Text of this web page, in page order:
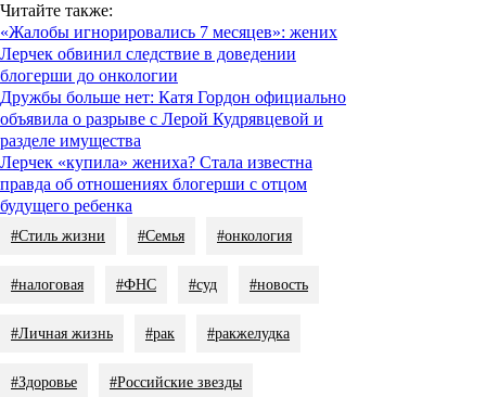
Читайте также:
«Жалобы игнорировались 7 месяцев»: жених
Лерчек обвинил следствие в доведении
блогерши до онкологии
Дружбы больше нет: Катя Гордон официально
объявила о разрыве с Лерой Кудрявцевой и
разделе имущества
Лерчек «купила» жениха? Стала известна
правда об отношениях блогерши с отцом
будущего ребенка
#Стиль жизни #Семья #онкология
#налоговая #ФНС #суд #новость
#Личная жизнь #рак #ракжелудка
#Здоровье #Российские звезды